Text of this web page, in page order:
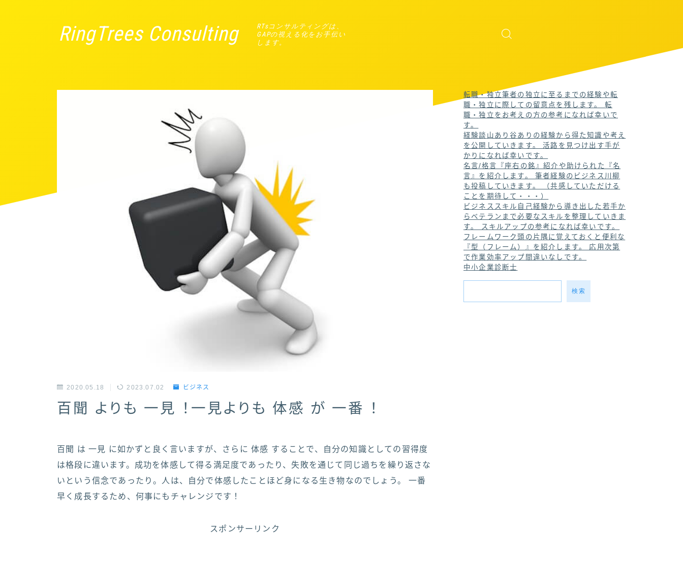
RingTrees Consulting
RTsコンサルティングは、
GAPの視える化をお手伝い
します。
2020.05.18 2023.07.02 ビジネス
百聞 よりも 一見 ！一見よりも 体感 が 一番 ！
百聞 は 一見 に如かずと良く言いますが、さらに 体感 することで、自分の知識としての習得度
は格段に違います。成功を体感して得る満足度であったり、失敗を通じて同じ過ちを繰り返さな
いという信念であったり。人は、自分で体感したことほど身になる生き物なのでしょう。 一番
早く成長するため、何事にもチャレンジです！
スポンサーリンク
転職・独立筆者の独立に至るまでの経験や転
職・独立に際しての留意点を残します。 転
職・独立をお考えの方の参考になれば幸いで
す。
経験談 山あり谷ありの経験から得た知識や考え
を公開していきます。 活路を見つけ出す手が
かりになれば幸いです。
名言/格言
『座右の銘』紹介や助けられた『名
言』を紹介します。 筆者経験のビジネス川柳
も投稿していきます。 （共感していただける
ことを期待して・・・）
ビジネススキル 自己経験から導き出した若手か
らベテランまで必要なスキルを整理していきま
す。 スキルアップの参考になれば幸いです。
フレームワーク 頭の片隅に覚えておくと便利な
『型（フレーム）』を紹介します。 応用次第
で作業効率アップ間違いなしです。
中小企業診断士
検索